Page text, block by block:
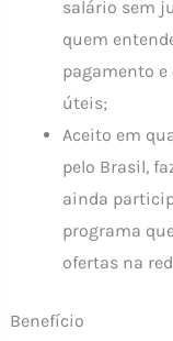
salário sem
quem
pagamento
úteis;
Aceito em
pelo Brasil,
ainda
programa
ofertas na
Benefício